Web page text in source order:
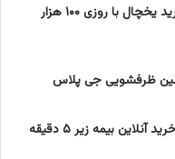
آگهی سرای ایرانی، خرید یخچال با روزی ۱۰۰ هزار
ظرفشویی جی پلاس
بیمه زیر ۵ دقیقه